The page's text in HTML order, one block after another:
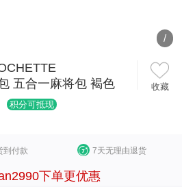
/
五合一麻将包 褐色
收藏
积分可抵现
到付款 7天无理由退货
下单更优惠